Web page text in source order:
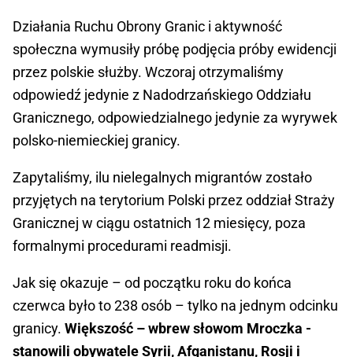
Działania Ruchu Obrony Granic i aktywność
społeczna wymusiły próbę podjęcia próby ewidencji
przez polskie służby. Wczoraj otrzymaliśmy
odpowiedź jedynie z Nadodrzańskiego Oddziału
Granicznego, odpowiedzialnego jedynie za wyrywek
polsko-niemieckiej granicy.
Zapytaliśmy, ilu nielegalnych migrantów zostało
przyjętych na terytorium Polski przez oddział Straży
Granicznej w ciągu ostatnich 12 miesięcy, poza
formalnymi procedurami readmisji.
Jak się okazuje – od początku roku do końca
czerwca było to 238 osób – tylko na jednym odcinku
granicy. Większość – wbrew słowom Mroczka -
stanowili obywatele Syrii, Afganistanu, Rosji i